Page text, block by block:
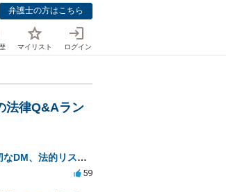
弁護士の方はこちら
マイリスト ログイン
法律Q&Aラン
未成年者との不適切なDM、法的リスクと安全対策は？
59